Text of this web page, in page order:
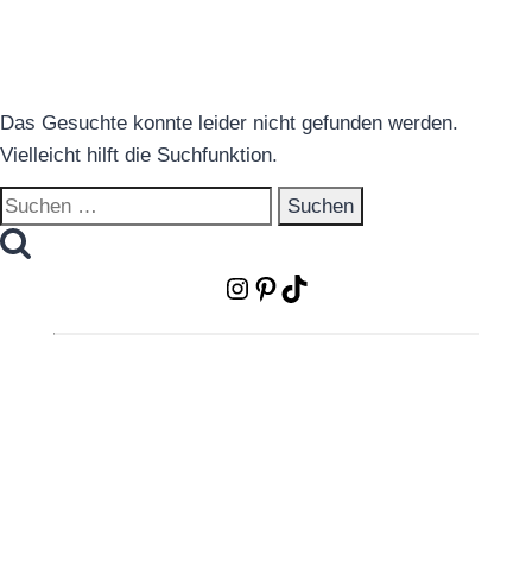
Das Gesuchte konnte leider nicht gefunden werden.
Vielleicht hilft die Suchfunktion.
Suchen
nach:
Instagram
Pinterest
TikTok